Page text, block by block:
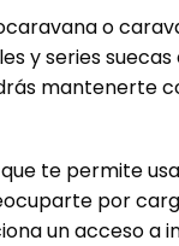
o
y series
mantenerte
te permite
por
un acceso